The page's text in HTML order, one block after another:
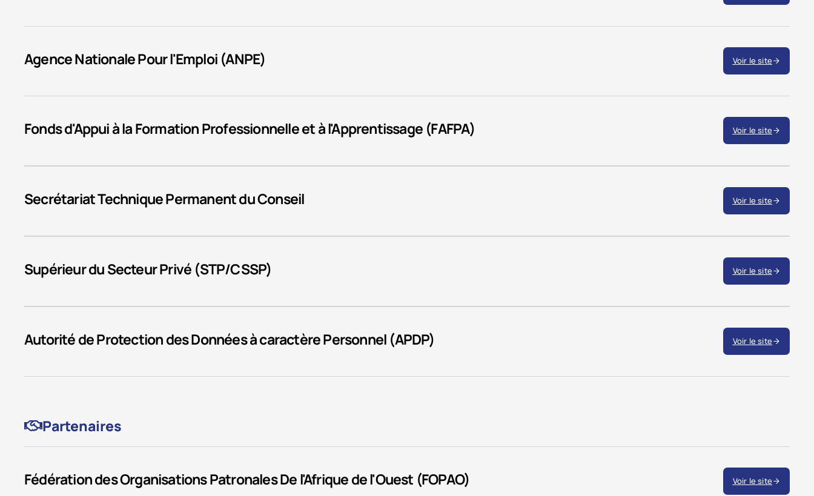
Agence Nationale Pour l'Emploi (ANPE) Voir le site
Fonds d'Appui à la Formation Professionnelle et à l'Apprentissage (FAFPA) Voir le site
Secrétariat Technique Permanent du Conseil Voir le site
Supérieur du Secteur Privé (STP/CSSP) Voir le site
Autorité de Protection des Données à caractère Personnel (APDP) Voir le site
Partenaires
Fédération des Organisations Patronales De l'Afrique de l'Ouest (FOPAO) Voir le site